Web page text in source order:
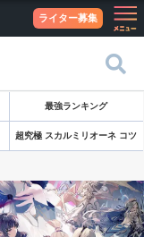
ライター募集
最強ランキング
超究極 スカルミリオーネ コツ